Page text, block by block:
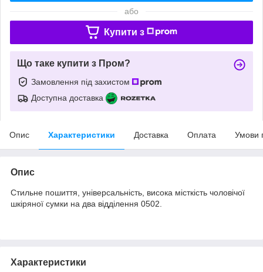
або
Купити з
Що таке купити з Пром?
Замовлення під захистом
Доступна доставка
Опис Характеристики Доставка Оплата Умови
Опис
Стильне пошиття, універсальність, висока місткість чоловічої
шкіряної сумки на два відділення 0502.
Характеристики